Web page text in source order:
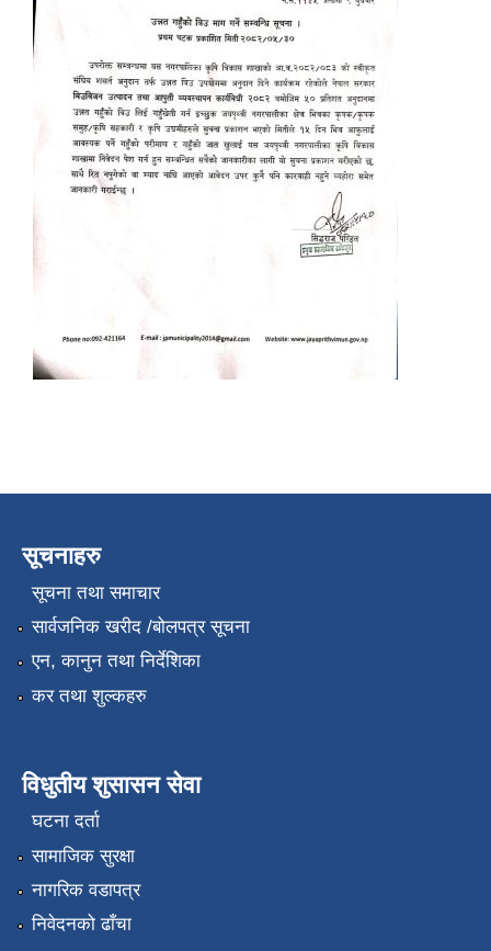
सूचनाहरु
सूचना तथा समाचार
सार्वजनिक खरीद /बोलपत्र सूचना
एन, कानुन तथा निर्देशिका
कर तथा शुल्कहरु
विधुतीय शुसासन सेवा
घटना दर्ता
सामाजिक सुरक्षा
नागरिक वडापत्र
निवेदनको ढाँचा